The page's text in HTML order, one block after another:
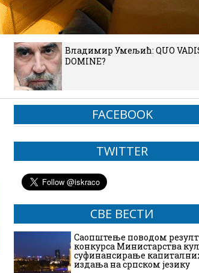
Владимир Умељић: QUO
DOMINE?
FACEBOOK
TWITTER
СВЕ ВЕСТИ
Саопштење поводом
конкурса Министарства
суфинансирање
издања на српском језику